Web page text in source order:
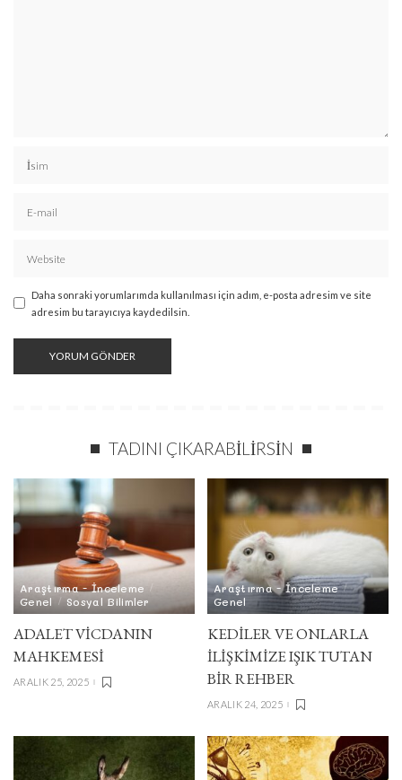
Daha sonraki yorumlarımda kullanılması için adım, e-posta adresim ve site
adresim bu tarayıcıya kaydedilsin.
TADINI ÇIKARABILIRSIN
Araştırma - İnceleme
Genel
Sosyal Bilimler
ADALET VICDANIN
MAHKEMESI
ARALIK 25, 2025
Araştırma - İnceleme
Genel
KEDİLER VE ONLARLA
İLİŞKİMİZE IŞIK TUTAN
BİR REHBER
ARALIK 24, 2025